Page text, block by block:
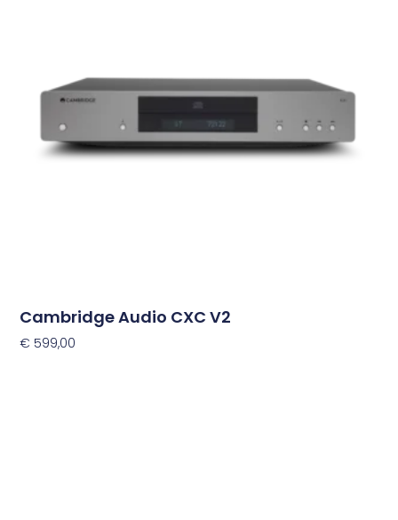
Cambridge Audio CXC V2
€ 599,00